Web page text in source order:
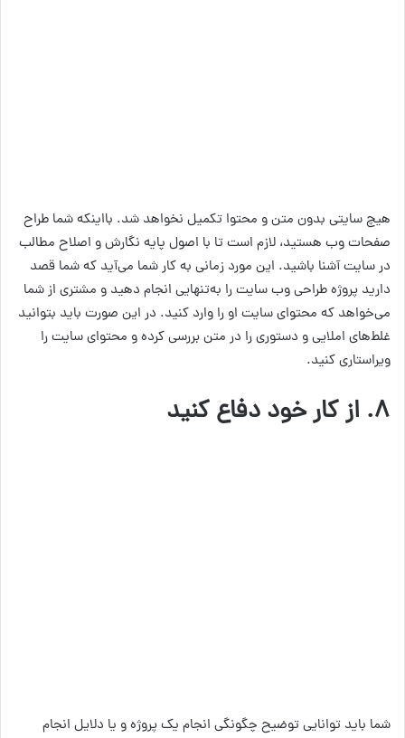
هیچ سایتی بدون متن و محتوا تکمیل نخواهد شد. بااینکه شما طراح
صفحات وب هستید، لازم است تا با اصول پایه نگارش و اصلاح مطالب
در سایت آشنا باشید. این مورد زمانی به کار شما می‌آید که شما قصد
دارید پروژه طراحی وب سایت را به‌تنهایی انجام دهید و مشتری از شما
می‌خواهد که محتوای سایت او را وارد کنید. در این صورت باید بتوانید
غلط‌های املایی و دستوری را در متن بررسی کرده و محتوای سایت را
ویراستاری کنید.
۸. از کار خود دفاع کنید
شما باید توانایی توضیح چگونگی انجام یک پروژه و یا دلایل انجام